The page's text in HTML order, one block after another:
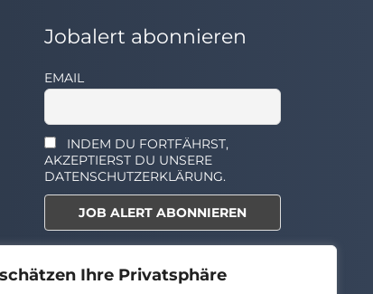
Ihre Privatsphäre
Jobalert abonnieren
EMAIL
INDEM DU FORTFÄHRST,
AKZEPTIERST DU UNSERE
DATENSCHUTZERKLÄRUNG.
Select the widget you want to